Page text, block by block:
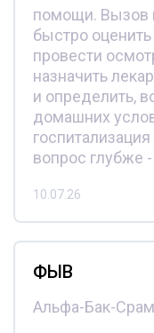
помощи. Вызов
быстро
провести
назначить
и определить,
домашних
вопрос глубже
10.07.26
ФЫВ
Альфа-Бак-Срам